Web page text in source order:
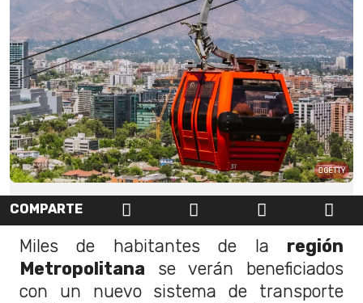
GETTY
COMPARTE
Miles de habitantes de la región
Metropolitana se verán beneficiados
con un nuevo sistema de transporte